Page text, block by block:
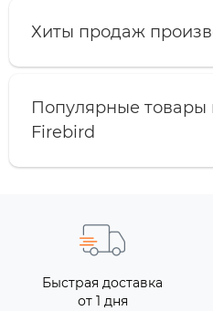
Хиты продаж
Популярные товары
Firebird
Быстрая доставка
от 1 дня